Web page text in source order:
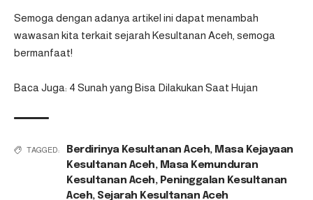
Semoga dengan adanya artikel ini dapat menambah
wawasan kita terkait sejarah Kesultanan Aceh, semoga
bermanfaat!
Baca Juga: 4 Sunah yang Bisa Dilakukan Saat Hujan
TAGGED: Berdirinya Kesultanan Aceh, Masa Kejayaan
Kesultanan Aceh, Masa Kemunduran
Kesultanan Aceh, Peninggalan Kesultanan
Aceh, Sejarah Kesultanan Aceh